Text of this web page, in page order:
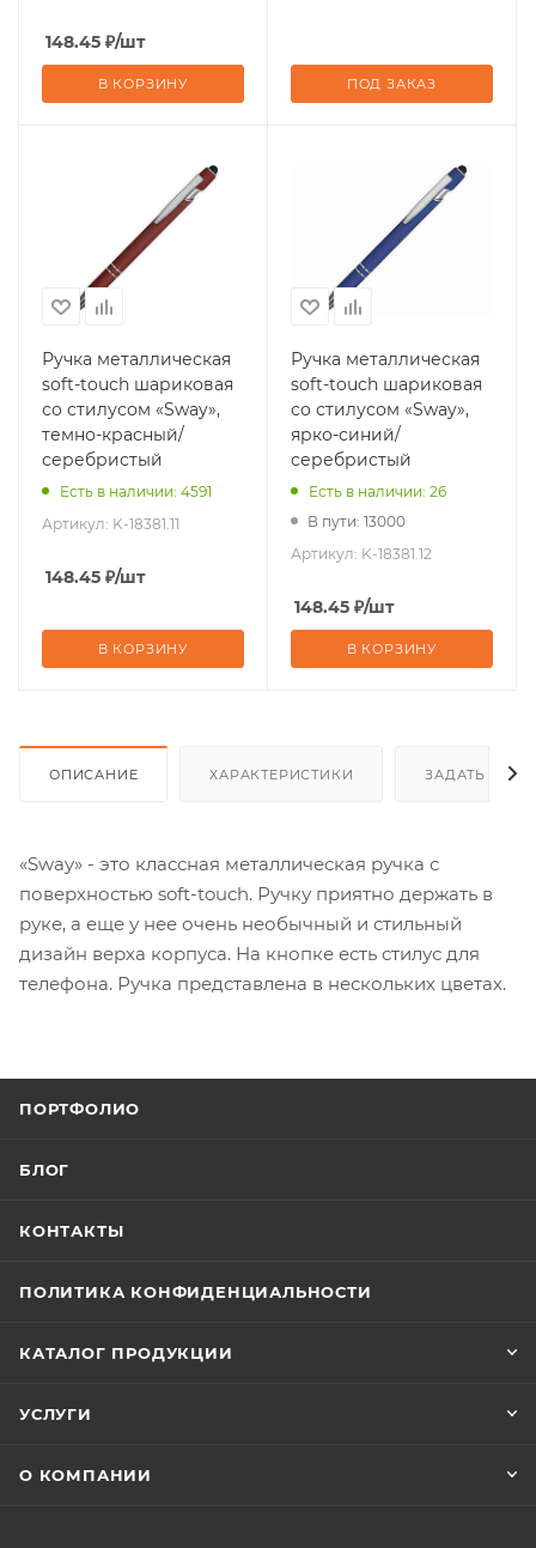
148.45 ₽/шт
В КОРЗИНУ ПОД ЗАКАЗ
Ручка металлическая
soft-touch шариковая
со стилусом «Sway»,
темно-красный/
серебристый
Есть в наличии: 4591
Артикул: K-18381.11
148.45 ₽/шт
В КОРЗИНУ
Ручка металлическая
soft-touch шариковая
со стилусом «Sway»,
ярко-синий/
серебристый
Есть в наличии: 26
В пути: 13000
Артикул: K-18381.12
148.45 ₽/шт
В КОРЗИНУ
ОПИСАНИЕ ХАРАКТЕРИСТИКИ ЗАДАТЬ
«Sway» - это классная металлическая ручка с
поверхностью soft-touch. Ручку приятно держать в
руке, а еще у нее очень необычный и стильный
дизайн верха корпуса. На кнопке есть стилус для
телефона. Ручка представлена в нескольких цветах.
ПОРТФОЛИО
БЛОГ
КОНТАКТЫ
ПОЛИТИКА КОНФИДЕНЦИАЛЬНОСТИ
КАТАЛОГ ПРОДУКЦИИ
УСЛУГИ
О КОМПАНИИ